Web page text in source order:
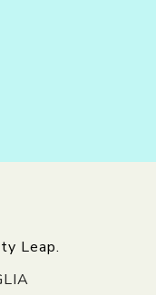
Leap.